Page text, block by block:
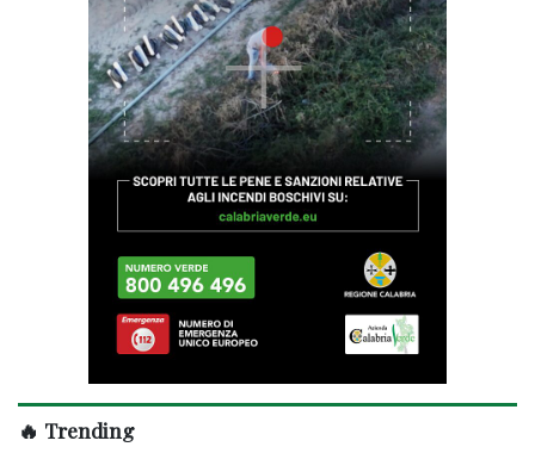
🔥 Trending